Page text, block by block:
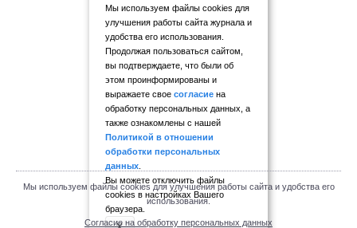
Мы используем файлы cookies для
улучшения работы сайта журнала и
удобства его использования.
Продолжая пользоваться сайтом,
вы подтверждаете, что были об
этом проинформированы и
выражаете свое согласие на
обработку персональных данных, а
также ознакомлены с нашей
Политикой в отношении
обработки персональных
данных
Вы можете отключить файлы
cookies в настройках Вашего
браузера.
Мы используем файлы cookies для улучшения работы сайта и удобства его
использования.
Согласие на обработку персональных данных